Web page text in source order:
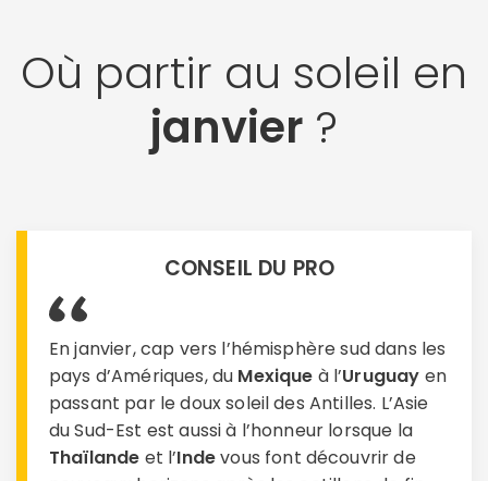
Où partir au soleil en
janvier ?
CONSEIL DU PRO
En janvier, cap vers l’hémisphère sud dans les
pays d’Amériques, du Mexique à l’Uruguay en
passant par le doux soleil des Antilles. L’Asie
du Sud-Est est aussi à l’honneur lorsque la
Thaïlande et l’Indevous font découvrir de
Juillet
Août Septembre
Octobre
Novembre